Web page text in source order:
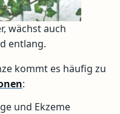
wächst auch
entlang.
kommt es häufig zu
:
und Ekzeme